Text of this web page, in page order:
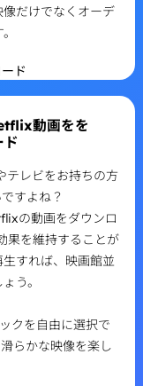
だけでなくオーデ
動画をを
テレビをお持ちの方
すよね？
の動画をダウンロ
果を維持することが
すれば、映画館並
う。
クを自由に選択で
らかな映像を楽し